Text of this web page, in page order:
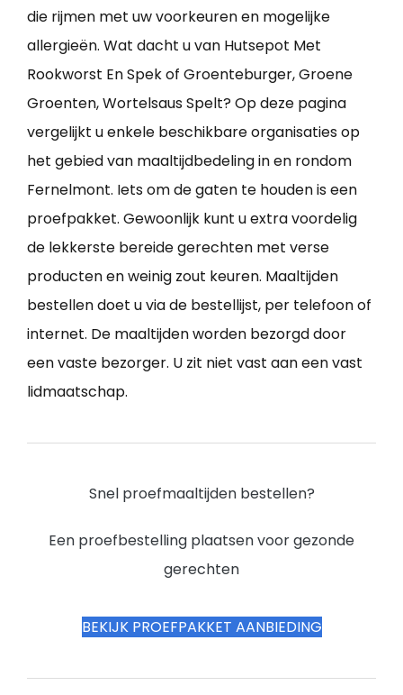
die rijmen met uw voorkeuren en mogelijke
allergieën. Wat dacht u van Hutsepot Met
Rookworst En Spek of Groenteburger, Groene
Groenten, Wortelsaus Spelt? Op deze pagina
vergelijkt u enkele beschikbare organisaties op
het gebied van maaltijdbedeling in en rondom
Fernelmont. Iets om de gaten te houden is een
proefpakket. Gewoonlijk kunt u extra voordelig
de lekkerste bereide gerechten met verse
producten en weinig zout keuren. Maaltijden
bestellen doet u via de bestellijst, per telefoon of
internet. De maaltijden worden bezorgd door
een vaste bezorger. U zit niet vast aan een vast
lidmaatschap.
Snel proefmaaltijden bestellen?
Een proefbestelling plaatsen voor gezonde
gerechten
BEKIJK PROEFPAKKET AANBIEDING